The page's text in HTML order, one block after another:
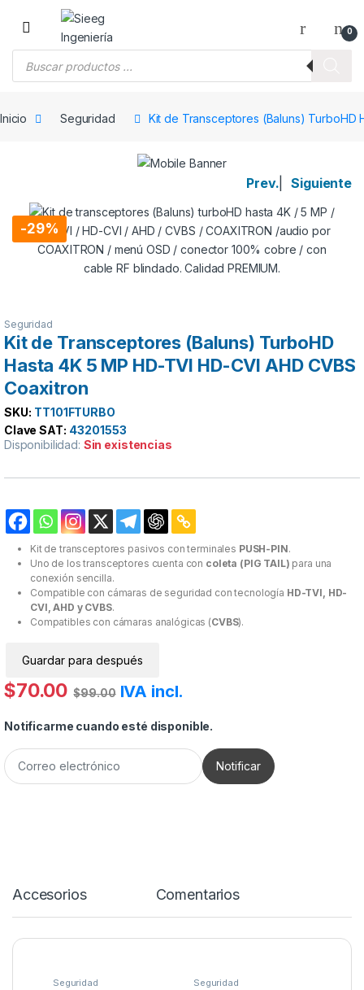
Saltar a la navegación
Saltar al contenido
0
Inicio Seguridad Kit de Transceptores (Baluns) TurboHD
Prev. Siguiente
-29%
Seguridad
Kit de Transceptores (Baluns) TurboHD
Hasta 4K 5 MP HD-TVI HD-CVI AHD CVBS
Coaxitron
SKU: TT101FTURBO
Clave SAT: 43201553
Disponibilidad: Sin existencias
Kit de transceptores pasivos con terminales PUSH-PIN.
Uno de los transceptores cuenta con coleta (PIG TAIL) para una
conexión sencilla.
Compatible con cámaras de seguridad con tecnología HD-TVI, HD-
CVI, AHD y CVBS.
Compatibles con cámaras analógicas (CVBS).
Guardar para después
$70.00 $99.00 IVA incl.
Notificarme cuando esté disponible.
Accesorios Comentarios
Seguridad Seguridad